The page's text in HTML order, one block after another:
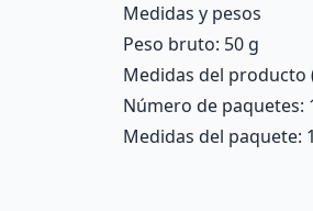
Medidas y pesos
Peso bruto: 50 g
Medidas del producto
Número de paquetes:
Medidas del paquete: